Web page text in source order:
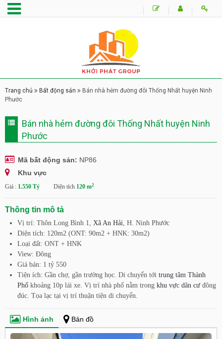
Trang chủ Bất động sản
Bán nhà hẻm đường đôi Thống Nhất huyện Ninh
Phước
Bán nhà hẻm đường đôi Thống Nhất huyện Ninh
Phước
Mã bất động sản: NP86
Khu vực
Giá : 1.550 Tỷ Diện tích 120 m2
Thông tin mô tả
Vị trí: Thôn Long Bình 1, Xã An Hải, H. Ninh Phước
Diện tích: 120m2 (ONT: 90m2 + HNK: 30m2)
Loại đất: ONT + HNK
View: Đông
Giá bán: 1 tỷ 550
Tiện ích: Gần chợ, gần trường học. Di chuyển tới trung tâm Thành
Phố khoảng 10p lái xe. Vị trí nhà phố nằm trong khu vực dân cư đông
đúc. Tọa lạc tại vị trí thuận tiện di chuyển.
Hình ảnh Bản đồ